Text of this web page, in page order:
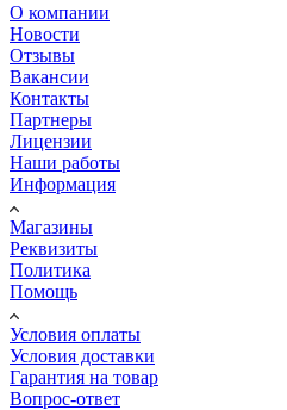
О компании
Новости
Отзывы
Вакансии
Контакты
Партнеры
Лицензии
Наши работы
Информация
Магазины
Реквизиты
Политика
Помощь
Условия оплаты
Условия доставки
Гарантия на товар
Вопрос-ответ